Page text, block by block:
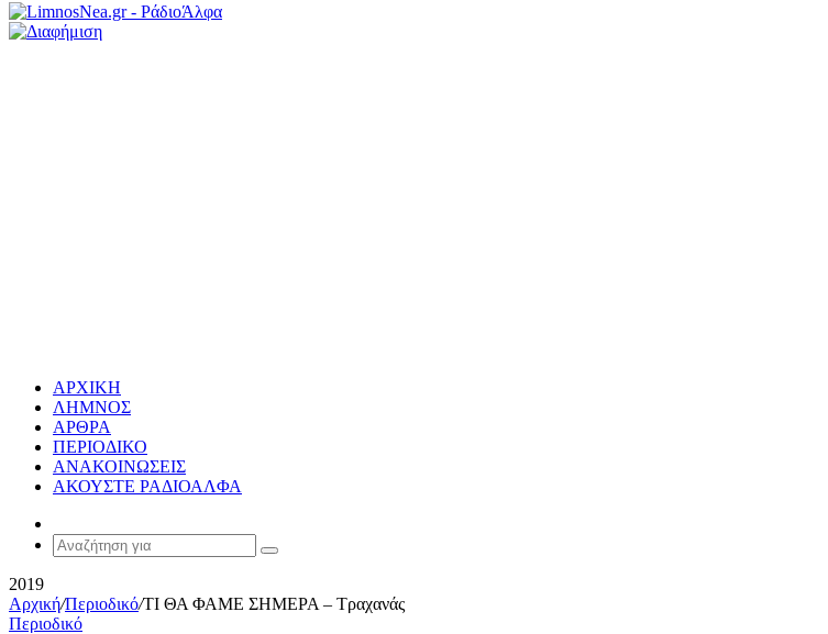
ΑΡΧΙΚΗ
ΛΗΜΝΟΣ
ΑΡΘΡΑ
ΠΕΡΙΟΔΙΚΟ
ΑΝΑΚΟΙΝΩΣΕΙΣ
ΑΚΟΥΣΤΕ ΡΑΔΙΟΑΛΦΑ
Article
Αναζήτηση
2019
Αρχική/Περιοδικό/ΤΙ ΘΑ ΦΑΜΕ ΣΗΜΕΡΑ – Τραχανάς
Περιοδικό